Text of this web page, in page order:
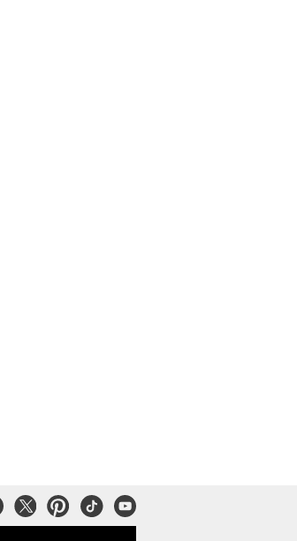
TwitterPinterest
TiktokYoutube